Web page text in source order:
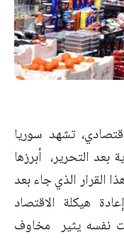
تشهد سوريا
التحرير، أبرزها
القرار الذي جاء بعد
هيكلة الاقتصاد
نفسه يثير مخاوف